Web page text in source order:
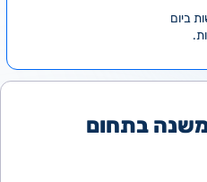
בתחום